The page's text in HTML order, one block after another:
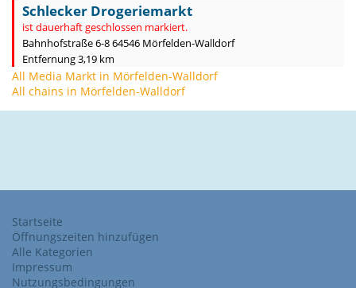
Schlecker Drogeriemarkt
ist dauerhaft geschlossen markiert.
Bahnhofstraße 6-8 64546 Mörfelden-Walldorf
Entfernung 3,19 km
All Media Markt in Mörfelden-Walldorf
All chains in Mörfelden-Walldorf
Startseite
Öffnungszeiten hinzufügen
Alle Kategorien
Impressum
Nutzungsbedingungen